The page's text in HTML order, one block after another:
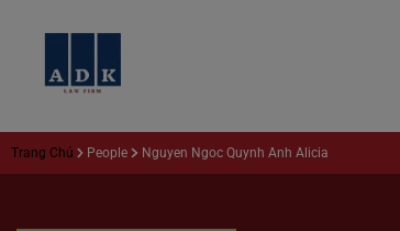
Trang Chủ People Nguyen Ngoc Quynh Anh Alicia